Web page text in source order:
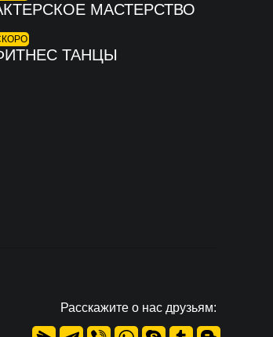
МАСТЕРСТВО
ТАНЦЫ
Расскажите о нас друзьям: